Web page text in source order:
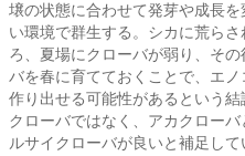
壌の状態に合わせて発芽や成長
い環境で群生する。シカに荒ら
ろ、夏場にクローバが弱り、そ
バを春に育てておくことで、エ
作り出せる可能性があるという
クローバではなく、アカクロー
ルサイクローバが良いと補足して